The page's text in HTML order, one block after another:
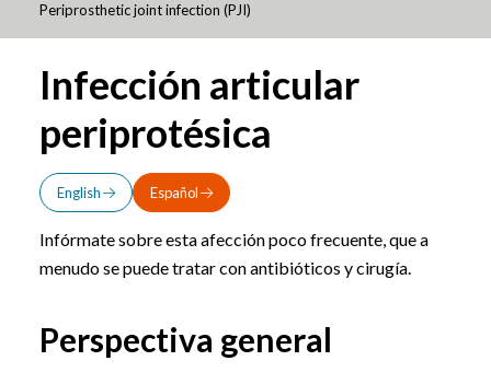
Periprosthetic joint infection (PJI)
Infección articular
periprotésica
English Español
Infórmate sobre esta afección poco frecuente, que a
menudo se puede tratar con antibióticos y cirugía.
Perspectiva general